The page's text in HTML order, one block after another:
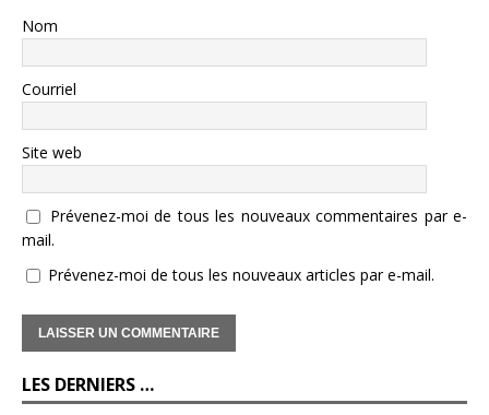
Nom
Courriel
Site web
Prévenez-moi de tous les nouveaux commentaires par e-
mail.
Prévenez-moi de tous les nouveaux articles par e-mail.
LES DERNIERS …